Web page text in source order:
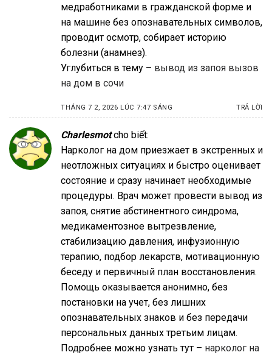
медработниками в гражданской форме и
на машине без опознавательных символов,
проводит осмотр, собирает историю
болезни (анамнез).
Углубиться в тему – вывод из запоя вызов
на дом в сочи
THÁNG 7 2, 2026 LÚC 7:47 SÁNG TRẢ LỜI
Charlesmot cho biết:
Нарколог на дом приезжает в экстренных и
неотложных ситуациях и быстро оценивает
состояние и сразу начинает необходимые
процедуры. Врач может провести вывод из
запоя, снятие абстинентного синдрома,
медикаментозное вытрезвление,
стабилизацию давления, инфузионную
терапию, подбор лекарств, мотивационную
беседу и первичный план восстановления.
Помощь оказывается анонимно, без
постановки на учет, без лишних
опознавательных знаков и без передачи
персональных данных третьим лицам.
Подробнее можно узнать тут – нарколог на